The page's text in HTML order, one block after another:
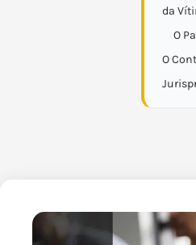
da
O
O